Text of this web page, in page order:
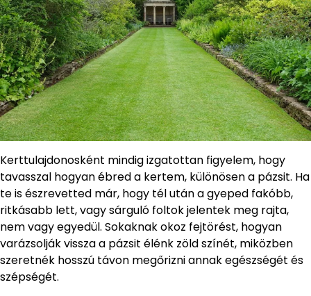
Kerttulajdonosként mindig izgatottan figyelem, hogy
tavasszal hogyan ébred a kertem, különösen a pázsit. Ha
te is észrevetted már, hogy tél után a gyeped fakóbb,
ritkásabb lett, vagy sárguló foltok jelentek meg rajta,
nem vagy egyedül. Sokaknak okoz fejtörést, hogyan
varázsolják vissza a pázsit élénk zöld színét, miközben
szeretnék hosszú távon megőrizni annak egészségét és
szépségét.